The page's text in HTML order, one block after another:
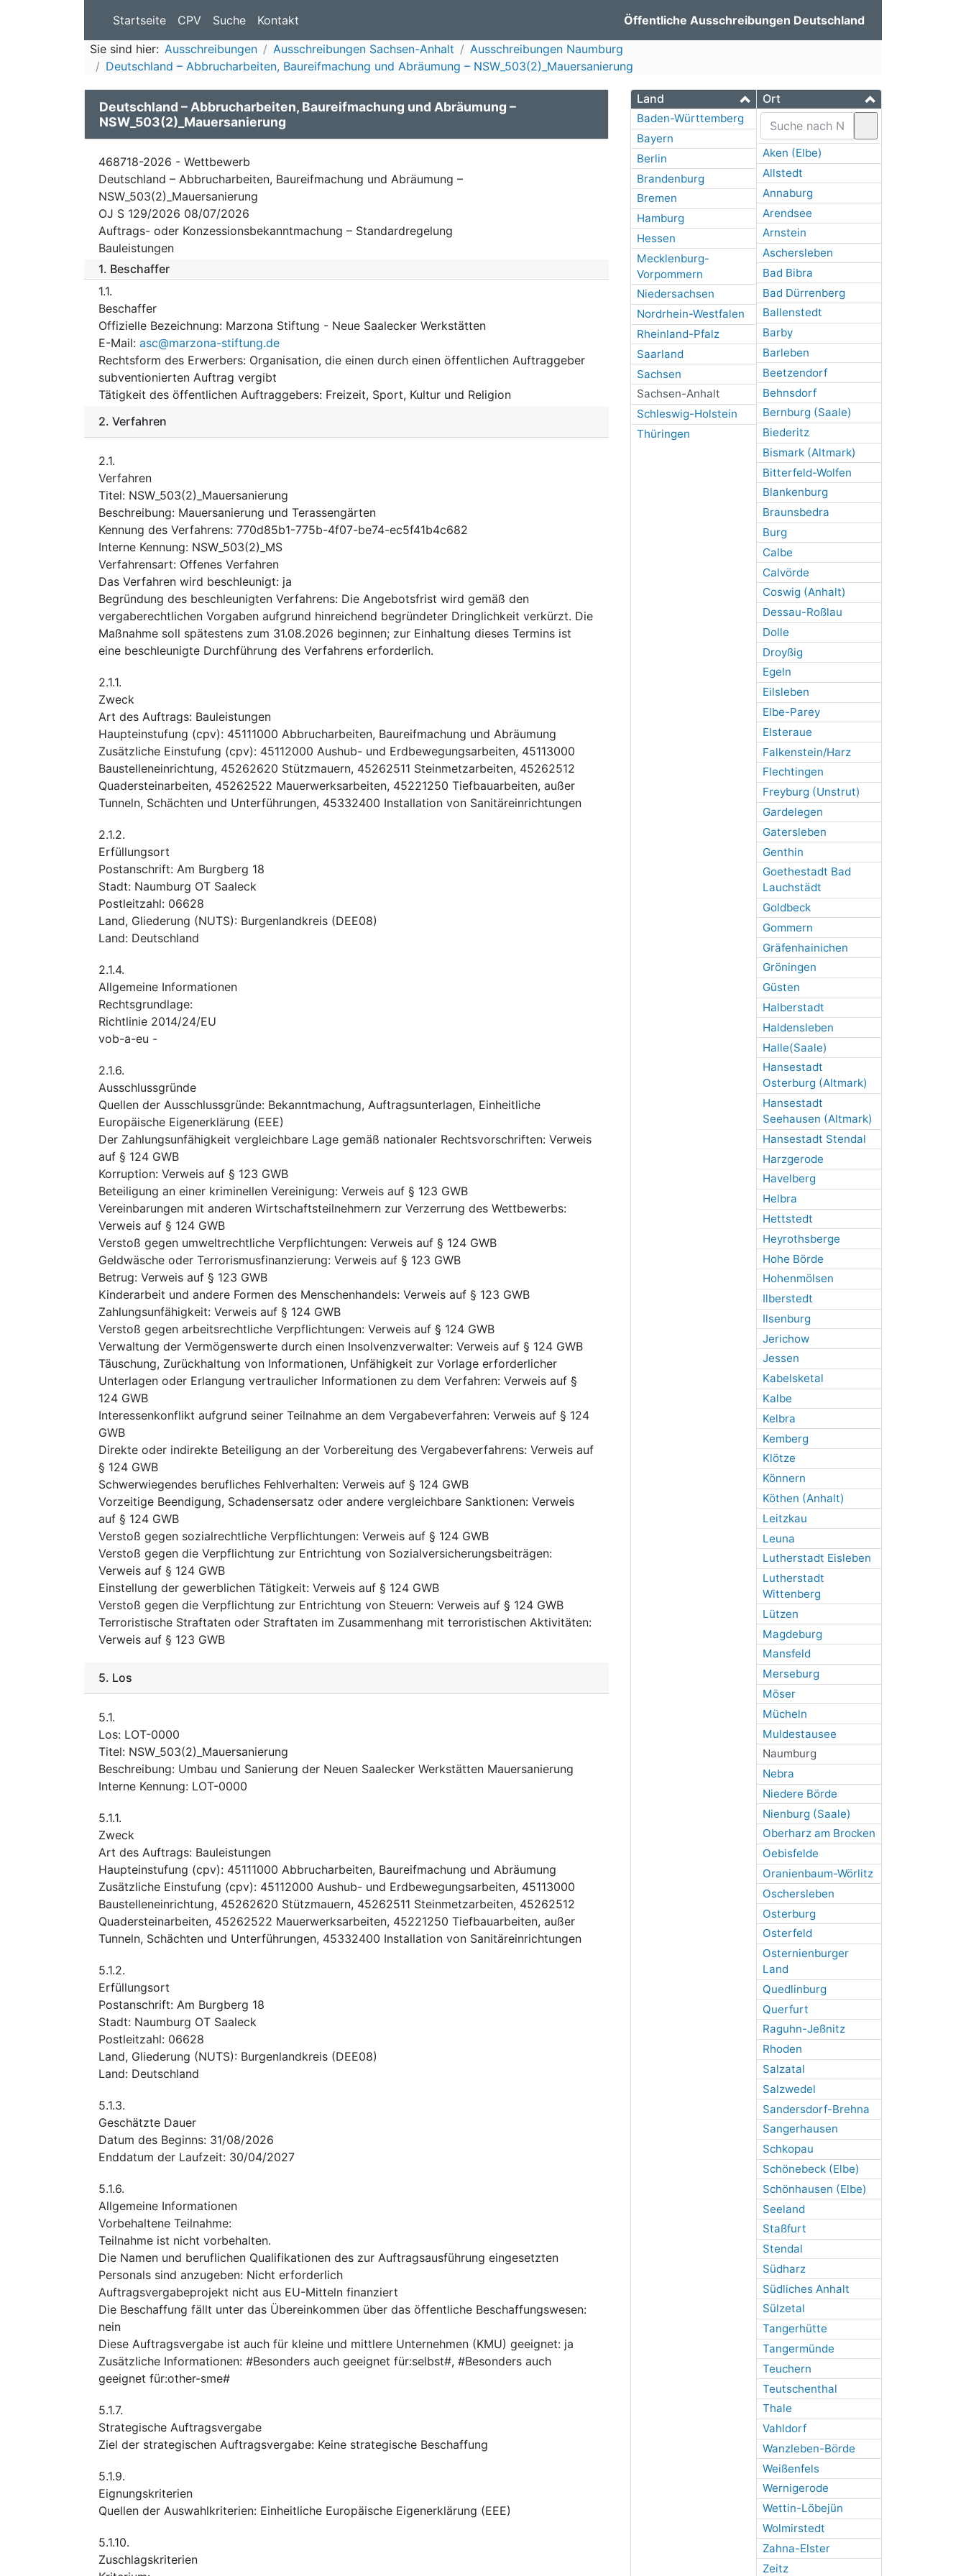
Startseite CPV Suche Kontakt Öffentliche Ausschreibungen Deutschland
Sie sind hier: Ausschreibungen Ausschreibungen Sachsen-Anhalt
Ausschreibungen Naumburg
Deutschland – Abbrucharbeiten, Baureifmachung und Abräumung – NSW_503(2)_Mauersanierung
Land
Baden-Württemberg
Bayern
Berlin
Brandenburg
Bremen
Hamburg
Hessen
Mecklenburg-
Vorpommern
Niedersachsen
Nordrhein-Westfalen
Rheinland-Pfalz
Saarland
Sachsen
Sachsen-Anhalt
Schleswig-Holstein
Thüringen
Ort
Aken (Elbe)
Allstedt
Annaburg
Arendsee
Arnstein
Aschersleben
Bad Bibra
Bad Dürrenberg
Ballenstedt
Barby
Barleben
Beetzendorf
Behnsdorf
Bernburg (Saale)
Biederitz
Bismark (Altmark)
Bitterfeld-Wolfen
Blankenburg
Braunsbedra
Burg
Calbe
Calvörde
Coswig (Anhalt)
Dessau-Roßlau
Dolle
Droyßig
Egeln
Eilsleben
Elbe-Parey
Elsteraue
Falkenstein/Harz
Flechtingen
Freyburg (Unstrut)
Gardelegen
Gatersleben
Genthin
Goethestadt Bad
Lauchstädt
Goldbeck
Gommern
Gräfenhainichen
Gröningen
Güsten
Halberstadt
Haldensleben
Halle(Saale)
Hansestadt
Osterburg (Altmark)
Hansestadt
Seehausen (Altmark)
Hansestadt Stendal
Harzgerode
Havelberg
Helbra
Hettstedt
Heyrothsberge
Hohe Börde
Hohenmölsen
Ilberstedt
Ilsenburg
Jerichow
Jessen
Kabelsketal
Kalbe
Kelbra
Kemberg
Klötze
Könnern
Köthen (Anhalt)
Leitzkau
Leuna
Lutherstadt Eisleben
Lutherstadt
Wittenberg
Lützen
Magdeburg
Mansfeld
Merseburg
Möser
Mücheln
Muldestausee
Naumburg
Nebra
Niedere Börde
Nienburg (Saale)
Oberharz am Brocken
Oebisfelde
Oranienbaum-Wörlitz
Oschersleben
Osterburg
Osterfeld
Osternienburger
Land
Quedlinburg
Querfurt
Raguhn-Jeßnitz
Rhoden
Salzatal
Salzwedel
Sandersdorf-Brehna
Sangerhausen
Schkopau
Schönebeck (Elbe)
Schönhausen (Elbe)
Seeland
Staßfurt
Stendal
Südharz
Südliches Anhalt
Sülzetal
Tangerhütte
Tangermünde
Teuchern
Teutschenthal
Thale
Vahldorf
Wanzleben-Börde
Weißenfels
Wernigerode
Wettin-Löbejün
Wolmirstedt
Zahna-Elster
Zeitz
Deutschland – Abbrucharbeiten, Baureifmachung und Abräumung –
NSW_503(2)_Mauersanierung
468718-2026 - Wettbewerb
Deutschland – Abbrucharbeiten, Baureifmachung und Abräumung –
NSW_503(2)_Mauersanierung
OJ S 129/2026 08/07/2026
Auftrags- oder Konzessionsbekanntmachung – Standardregelung
Bauleistungen
1. Beschaffer
1.1.
Beschaffer
Offizielle Bezeichnung: Marzona Stiftung - Neue Saalecker Werkstätten
E-Mail: asc@marzona-stiftung.de
Rechtsform des Erwerbers: Organisation, die einen durch einen öffentlichen Auftraggeber
subventionierten Auftrag vergibt
Tätigkeit des öffentlichen Auftraggebers: Freizeit, Sport, Kultur und Religion
2. Verfahren
2.1.
Verfahren
Titel: NSW_503(2)_Mauersanierung
Beschreibung: Mauersanierung und Terassengärten
Kennung des Verfahrens: 770d85b1-775b-4f07-be74-ec5f41b4c682
Interne Kennung: NSW_503(2)_MS
Verfahrensart: Offenes Verfahren
Das Verfahren wird beschleunigt: ja
Begründung des beschleunigten Verfahrens: Die Angebotsfrist wird gemäß den
vergaberechtlichen Vorgaben aufgrund hinreichend begründeter Dringlichkeit verkürzt. Die
Maßnahme soll spätestens zum 31.08.2026 beginnen; zur Einhaltung dieses Termins ist
eine beschleunigte Durchführung des Verfahrens erforderlich.
2.1.1.
Zweck
Art des Auftrags: Bauleistungen
Haupteinstufung (cpv): 45111000 Abbrucharbeiten, Baureifmachung und Abräumung
Zusätzliche Einstufung (cpv): 45112000 Aushub- und Erdbewegungsarbeiten, 45113000
Baustelleneinrichtung, 45262620 Stützmauern, 45262511 Steinmetzarbeiten, 45262512
Quadersteinarbeiten, 45262522 Mauerwerksarbeiten, 45221250 Tiefbauarbeiten, außer
Tunneln, Schächten und Unterführungen, 45332400 Installation von Sanitäreinrichtungen
2.1.2.
Erfüllungsort
Postanschrift: Am Burgberg 18
Stadt: Naumburg OT Saaleck
Postleitzahl: 06628
Land, Gliederung (NUTS): Burgenlandkreis (DEE08)
Land: Deutschland
2.1.4.
Allgemeine Informationen
Rechtsgrundlage:
Richtlinie 2014/24/EU
vob-a-eu -
2.1.6.
Ausschlussgründe
Quellen der Ausschlussgründe: Bekanntmachung, Auftragsunterlagen, Einheitliche
Europäische Eigenerklärung (EEE)
Der Zahlungsunfähigkeit vergleichbare Lage gemäß nationaler Rechtsvorschriften: Verweis
auf § 124 GWB
Korruption: Verweis auf § 123 GWB
Beteiligung an einer kriminellen Vereinigung: Verweis auf § 123 GWB
Vereinbarungen mit anderen Wirtschaftsteilnehmern zur Verzerrung des Wettbewerbs:
Verweis auf § 124 GWB
Verstoß gegen umweltrechtliche Verpflichtungen: Verweis auf § 124 GWB
Geldwäsche oder Terrorismusfinanzierung: Verweis auf § 123 GWB
Betrug: Verweis auf § 123 GWB
Kinderarbeit und andere Formen des Menschenhandels: Verweis auf § 123 GWB
Zahlungsunfähigkeit: Verweis auf § 124 GWB
Verstoß gegen arbeitsrechtliche Verpflichtungen: Verweis auf § 124 GWB
Verwaltung der Vermögenswerte durch einen Insolvenzverwalter: Verweis auf § 124 GWB
Täuschung, Zurückhaltung von Informationen, Unfähigkeit zur Vorlage erforderlicher
Unterlagen oder Erlangung vertraulicher Informationen zu dem Verfahren: Verweis auf §
124 GWB
Interessenkonflikt aufgrund seiner Teilnahme an dem Vergabeverfahren: Verweis auf § 124
GWB
Direkte oder indirekte Beteiligung an der Vorbereitung des Vergabeverfahrens: Verweis auf
§ 124 GWB
Schwerwiegendes berufliches Fehlverhalten: Verweis auf § 124 GWB
Vorzeitige Beendigung, Schadensersatz oder andere vergleichbare Sanktionen: Verweis
auf § 124 GWB
Verstoß gegen sozialrechtliche Verpflichtungen: Verweis auf § 124 GWB
Verstoß gegen die Verpflichtung zur Entrichtung von Sozialversicherungsbeiträgen:
Verweis auf § 124 GWB
Einstellung der gewerblichen Tätigkeit: Verweis auf § 124 GWB
Verstoß gegen die Verpflichtung zur Entrichtung von Steuern: Verweis auf § 124 GWB
Terroristische Straftaten oder Straftaten im Zusammenhang mit terroristischen Aktivitäten:
Verweis auf § 123 GWB
5. Los
5.1.
Los: LOT-0000
Titel: NSW_503(2)_Mauersanierung
Beschreibung: Umbau und Sanierung der Neuen Saalecker Werkstätten Mauersanierung
Interne Kennung: LOT-0000
5.1.1.
Zweck
Art des Auftrags: Bauleistungen
Haupteinstufung (cpv): 45111000 Abbrucharbeiten, Baureifmachung und Abräumung
Zusätzliche Einstufung (cpv): 45112000 Aushub- und Erdbewegungsarbeiten, 45113000
Baustelleneinrichtung, 45262620 Stützmauern, 45262511 Steinmetzarbeiten, 45262512
Quadersteinarbeiten, 45262522 Mauerwerksarbeiten, 45221250 Tiefbauarbeiten, außer
Tunneln, Schächten und Unterführungen, 45332400 Installation von Sanitäreinrichtungen
5.1.2.
Erfüllungsort
Postanschrift: Am Burgberg 18
Stadt: Naumburg OT Saaleck
Postleitzahl: 06628
Land, Gliederung (NUTS): Burgenlandkreis (DEE08)
Land: Deutschland
5.1.3.
Geschätzte Dauer
Datum des Beginns: 31/08/2026
Enddatum der Laufzeit: 30/04/2027
5.1.6.
Allgemeine Informationen
Vorbehaltene Teilnahme:
Teilnahme ist nicht vorbehalten.
Die Namen und beruflichen Qualifikationen des zur Auftragsausführung eingesetzten
Personals sind anzugeben: Nicht erforderlich
Auftragsvergabeprojekt nicht aus EU-Mitteln finanziert
Die Beschaffung fällt unter das Übereinkommen über das öffentliche Beschaffungswesen:
nein
Diese Auftragsvergabe ist auch für kleine und mittlere Unternehmen (KMU) geeignet: ja
Zusätzliche Informationen: #Besonders auch geeignet für:selbst#, #Besonders auch
geeignet für:other-sme#
5.1.7.
Strategische Auftragsvergabe
Ziel der strategischen Auftragsvergabe: Keine strategische Beschaffung
5.1.9.
Eignungskriterien
Quellen der Auswahlkriterien: Einheitliche Europäische Eigenerklärung (EEE)
5.1.10.
Zuschlagskriterien